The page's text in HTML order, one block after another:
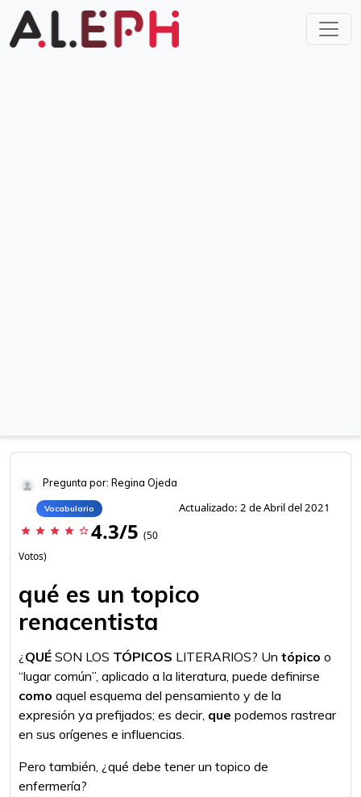
Pregunta por: Regina Ojeda
Vocabulario Actualizado: 2 de Abril del 2021
star star star star star_border 4.3/5 (50
Votos)
qué es un topico
renacentista
¿ QUÉ SON LOS TÓPICOS LITERARIOS? Un tópico o
“lugar común”, aplicado a la literatura, puede definirse
como aquel esquema del pensamiento y de la
expresión ya prefijados; es decir, que podemos rastrear
en sus orígenes e influencias.
Pero también, ¿qué debe tener un topico de
enfermería?